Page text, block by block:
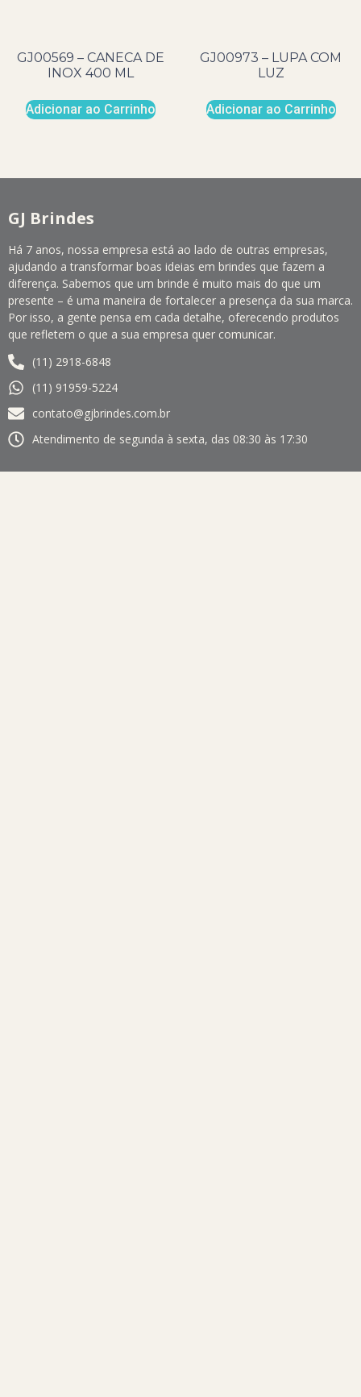
GJ00569 – CANECA DE
INOX 400 ML
Adicionar ao Carrinho
GJ00973 – LUPA COM
LUZ
Adicionar ao Carrinho
GJ Brindes
Há 7 anos, nossa empresa está ao lado de outras empresas,
ajudando a transformar boas ideias em brindes que fazem a
diferença. Sabemos que um brinde é muito mais do que um
presente – é uma maneira de fortalecer a presença da sua marca.
Por isso, a gente pensa em cada detalhe, oferecendo produtos
que refletem o que a sua empresa quer comunicar.
(11) 2918-6848
(11) 91959-5224
contato@gjbrindes.com.br
Atendimento de segunda à sexta, das 08:30 às 17:30